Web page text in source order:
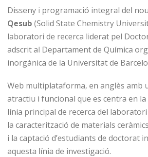
Disseny i programació integral del
Qesub (Solid State Chemistry
laboratori de recerca liderat pel
adscrit al Departament de Química
inorgànica de la Universitat de
Web multiplataforma, en anglès amb
atractiu i funcional que es centra en
línia principal de recerca del
la caracterització de materials
i la captació d’estudiants de doctorat
aquesta línia de investigació.